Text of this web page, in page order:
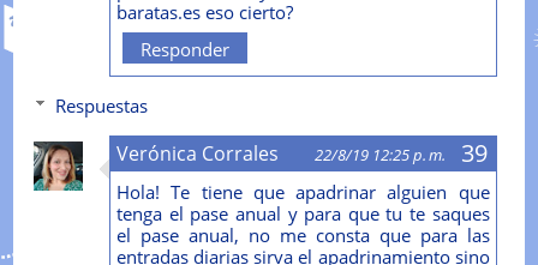
baratas.es eso cierto?
Responder
Respuestas
Verónica Corrales 22/8/19 12:25 p. m.
Hola! Te tiene que apadrinar alguien que
tenga el pase anual y para que tu te saques
el pase anual, no me consta que para las
entradas diarias sirva el apadrinamiento sino